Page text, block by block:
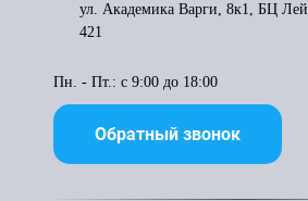
ул. Академика Варги, 8к1, БЦ
421
Пн. - Пт.: с 9:00 до 18:00
Обратный звонок